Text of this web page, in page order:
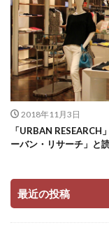
2018年11月3日
「URBAN
ーバン・リサーチ」と
最近の投稿